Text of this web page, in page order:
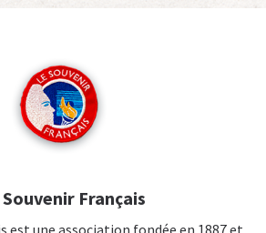
Souvenir Français